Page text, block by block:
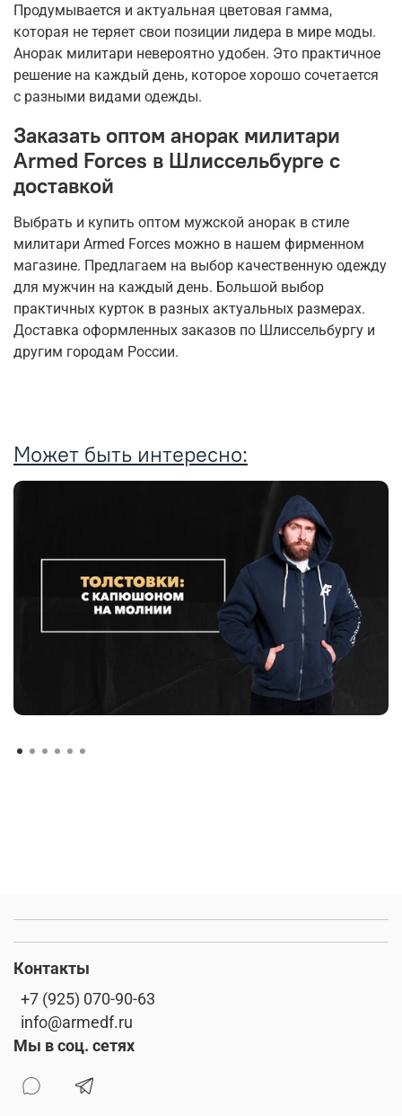
Продумывается и актуальная цветовая гамма,
которая не теряет свои позиции лидера в мире моды.
Анорак милитари невероятно удобен. Это практичное
решение на каждый день, которое хорошо сочетается
с разными видами одежды.
Заказать оптом анорак милитари
Armed Forces в Шлиссельбурге с
доставкой
Выбрать и купить оптом мужской анорак в стиле
милитари Armed Forces можно в нашем фирменном
магазине. Предлагаем на выбор качественную одежду
для мужчин на каждый день. Большой выбор
практичных курток в разных актуальных размерах.
Доставка оформленных заказов по Шлиссельбургу и
другим городам России.
Может быть интересно:
Контакты
+7 (925) 070-90-63
info@armedf.ru
Мы в соц. сетях